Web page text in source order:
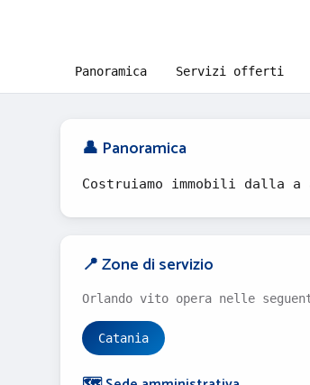
Panoramica Servizi offerti
👤 Panoramica
Costruiamo immobili dalla
📍 Zone di servizio
Orlando vito opera nelle
Catania